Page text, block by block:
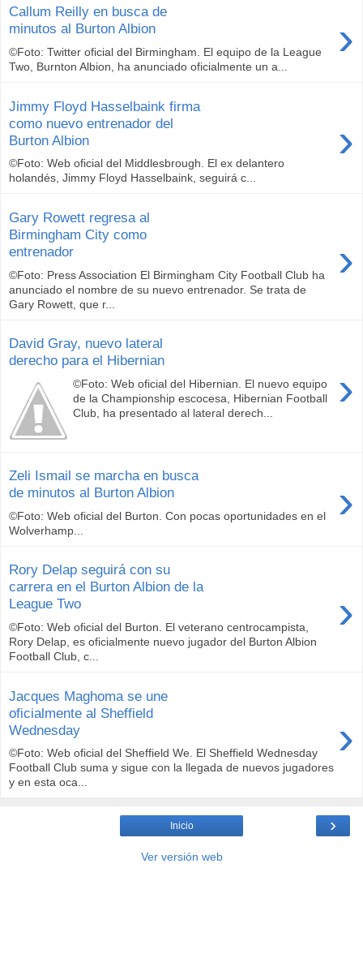
Callum Reilly en busca de
minutos al Burton Albion
›
©Foto: Twitter oficial del Birmingham. El equipo de la League
Two, Burnton Albion, ha anunciado oficialmente un a...
Jimmy Floyd Hasselbaink firma
como nuevo entrenador del
Burton Albion
›
©Foto: Web oficial del Middlesbrough. El ex delantero
holandés, Jimmy Floyd Hasselbaink, seguirá c...
Gary Rowett regresa al
Birmingham City como
entrenador
›
©Foto: Press Association El Birmingham City Football Club ha
anunciado el nombre de su nuevo entrenador. Se trata de
Gary Rowett, que r...
David Gray, nuevo lateral
derecho para el Hibernian
›
©Foto: Web oficial del Hibernian. El nuevo equipo
de la Championship escocesa, Hibernian Football
Club, ha presentado al lateral derech...
Zeli Ismail se marcha en busca
de minutos al Burton Albion
›
©Foto: Web oficial del Burton. Con pocas oportunidades en el
Wolverhamp...
Rory Delap seguirá con su
carrera en el Burton Albion de la
League Two
›
©Foto: Web oficial del Burton. El veterano centrocampista,
Rory Delap, es oficialmente nuevo jugador del Burton Albion
Football Club, c...
Jacques Maghoma se une
oficialmente al Sheffield
Wednesday
›
©Foto: Web oficial del Sheffield We. El Sheffield Wednesday
Football Club suma y sigue con la llegada de nuevos jugadores
y en esta oca...
›
Inicio
Ver versión web